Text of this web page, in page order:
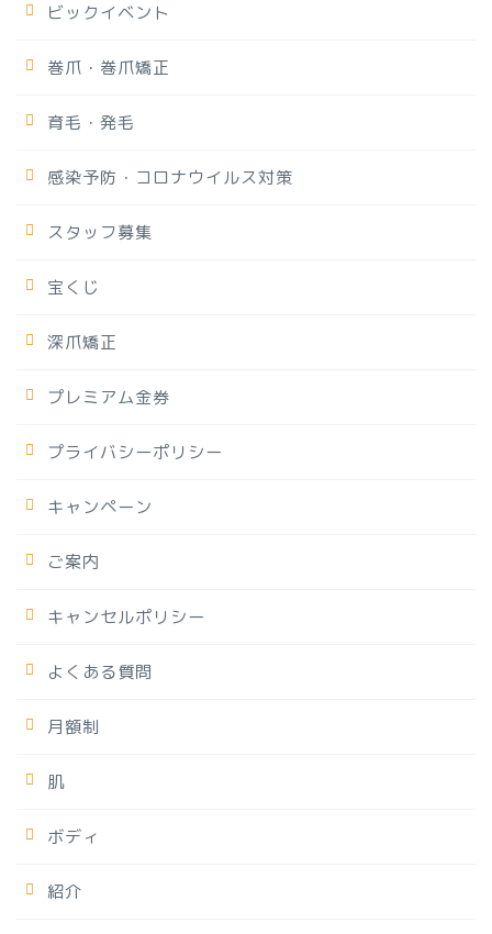
ビックイベント
巻爪・巻爪矯正
育毛・発毛
感染予防・コロナウイルス対策
スタッフ募集
宝くじ
深爪矯正
プレミアム金券
プライバシーポリシー
キャンペーン
ご案内
キャンセルポリシー
よくある質問
月額制
肌
ボディ
紹介